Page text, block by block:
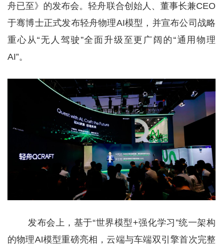
舟已至》的发布会。轻舟联合创始人、董事长兼CEO
于骞博士正式发布轻舟物理AI模型，并宣布公司战略
重心从“无人驾驶”全面升级至更广阔的“通用物理
AI”。
发布会上，基于“世界模型+强化学习”统一架构
的物理AI模型重磅亮相，云端与车端双引擎首次完整